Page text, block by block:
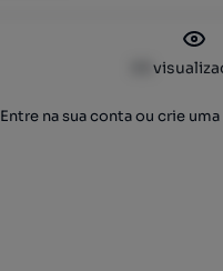
Entre na sua conta ou crie